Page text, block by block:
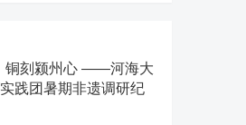
铜刻颍州心 ——河海大
实践团暑期非遗调研纪